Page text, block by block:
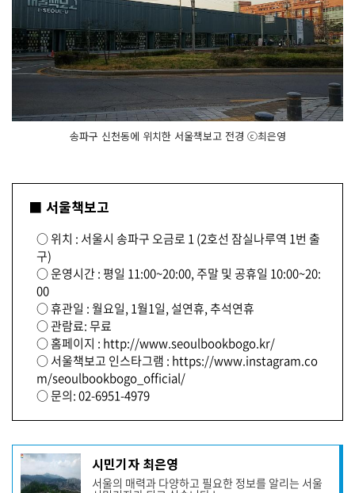
송파구 신천동에 위치한 서울책보고 전경 ⓒ최은영
■ 서울책보고
○ 위치 : 서울시 송파구 오금로 1 (2호선 잠실나루역 1번 출
구)
○ 운영시간 : 평일 11:00~20:00, 주말 및 공휴일 10:00~20:
00
○ 휴관일 : 월요일, 1월1일, 설연휴, 추석연휴
○ 관람료: 무료
○ 홈페이지 : http://www.seoulbookbogo.kr/
○ 서울책보고 인스타그램 : https://www.instagram.co
m/seoulbookbogo_official/
○ 문의: 02-6951-4979
기
사
작
시민기자 최은영
서울의 매력과 다양하고 필요한 정보를 알리는 서울